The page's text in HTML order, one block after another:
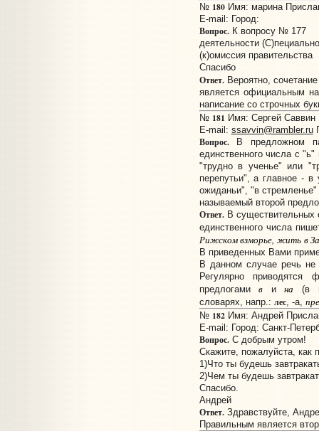
№ 180Имя: марина
E-mail: Город:
Вопрос.К вопросу № 177
деятельности
(к)омиссия правительства
Спасибо
Ответ.Вероятно,
является официальным
написание со строчных
№ 181 Имя: Сергей Саввин
E-mail: ssavvin@rambler.ru
Вопрос.В предложном
единственного числа с
"трудно в ученье" или
перепутьи", а главное -
ожиданьи", "в
называемый второй
Ответ.В существительных
единственного числа
Рижском взморье, жить в
В приведенных Вами
В данном случае речь
Регулярно
предлогамив ина (в
словарях, напр.: лес, -а,
№ 182Имя: Андрей
E-mail: Город: Санкт-
Вопрос.С добрым утром!
Скажите, пожалуйста, как
1)Что ты будешь
2)Чем ты будешь
Спасибо.
Андрей
Ответ.Здравствуйте,
Правильным является